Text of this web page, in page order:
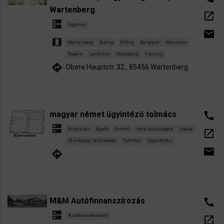
Wartenberg
dns fogorvos
map Wartenberg Erding Eitting Berglern München
Bayern Landshut Moosburg Freising
directions Obere Hauptstr. 32 , 85456 Wartenberg
open_in_new
email
magyar német ügyintézö tolmács
dns Biztosítás Egyéb Fordító Helyi közösségek Iskola
Munkajogi tanácsadás Tolmács Ügyintézés
directions
call
open_in_new
email
M&M Autófinnanszírozás
dns Autókereskedések
call
open_in_new